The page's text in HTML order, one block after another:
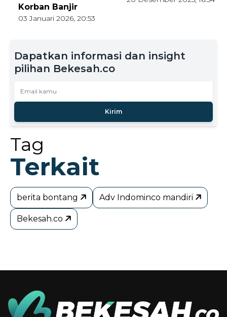
Korban Banjir
03 Januari 2026, 20:53
Dapatkan informasi dan insight
pilihan Bekesah.co
Kirim
Tag
Terkait
berita bontang Adv Indominco mandiri
Bekesah.co